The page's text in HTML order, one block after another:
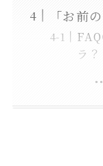
「お前
ラ？